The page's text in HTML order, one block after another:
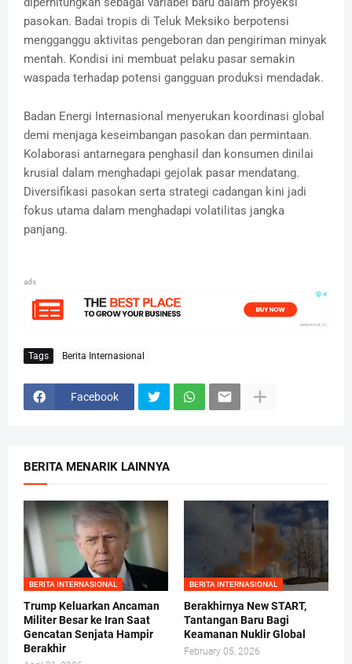
pasokan. Badai tropis di Teluk Meksiko berpotensi
mengganggu aktivitas pengeboran dan pengiriman minyak
mentah. Kondisi ini membuat pelaku pasar semakin
waspada terhadap potensi gangguan produksi mendadak.
Badan Energi Internasional menyerukan koordinasi global
demi menjaga keseimbangan pasokan dan permintaan.
Kolaborasi antarnegara penghasil dan konsumen dinilai
krusial dalam menghadapi gejolak pasar mendatang.
Diversifikasi pasokan serta strategi cadangan kini jadi
fokus utama dalam menghadapi volatilitas jangka
panjang.
ads
Tags Berita Internasional
Facebook
BERITA MENARIK LAINNYA
BERITA INTERNASIONAL
Trump Keluarkan Ancaman
Militer Besar ke Iran Saat
Gencatan Senjata Hampir
Berakhir
BERITA INTERNASIONAL
Berakhirnya New START,
Tantangan Baru Bagi
Keamanan Nuklir Global
February 05, 2026